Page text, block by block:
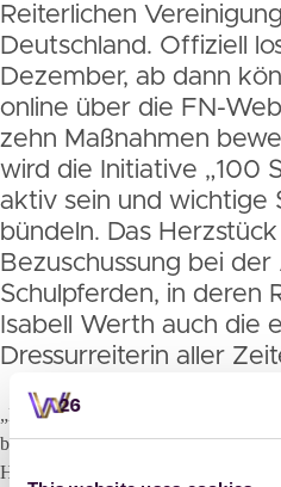
Reiterlichen
Deutschland. Offiziell
Dezember, ab dann
online über die FN-
zehn Maßnahmen
wird die Initiative „100
aktiv sein und wichtige
bündeln. Das
Bezuschussung bei
Schulpferden, in deren
Isabell Werth auch die
Dressurreiterin aller
„Diese Initiative als Partner zu
bauen zwischen Basis- und
Herzensangelegenheit, mit der wir